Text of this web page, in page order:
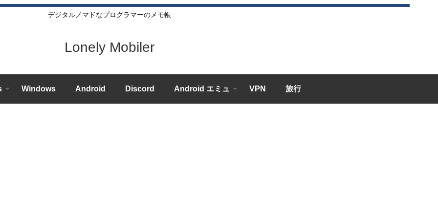
デジタルノマドなプログラマーのメモ帳
Lonely Mobiler
Windows Android Discord Android エミュ VPN 旅行